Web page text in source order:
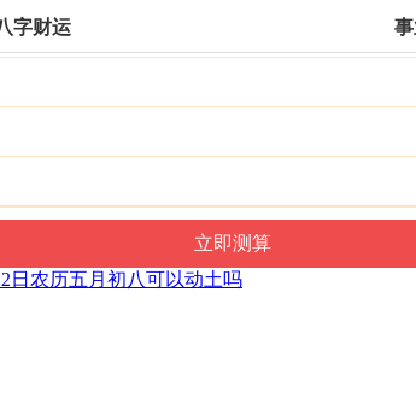
字财运
日农历五月初八可以动土吗